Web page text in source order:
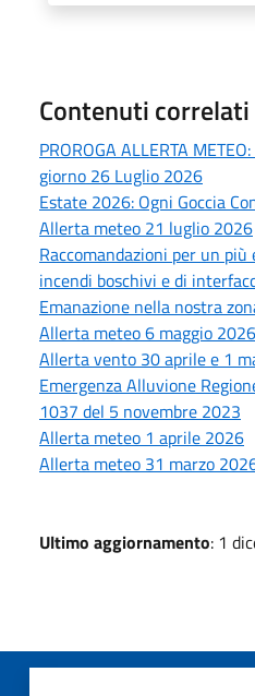
Contenuti correlati
PROROGA ALLERTA
giorno 26 Luglio 2026
Estate 2026: Ogni Goccia
Allerta meteo 21 luglio 2026
Raccomandazioni per un
incendi boschivi e di
Emanazione nella nostra
Allerta meteo 6 maggio 2026
Allerta vento 30 aprile e 1
Emergenza Alluvione
1037 del 5 novembre 2023
Allerta meteo 1 aprile 2026
Allerta meteo 31 marzo
Ultimo aggiornamento: 1